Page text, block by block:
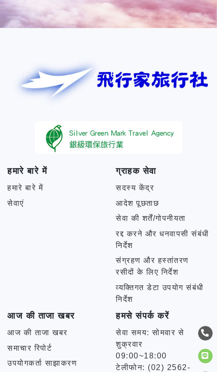
हमारे बारे में
हमारे बारे में
सेवाएं
ग्राहक सेवा
सदस्य केंद्र
आदेश पूछताछ
सेवा की शर्तें/गोपनीयता
रद्द करने और धनवापसी संबंधी
निर्देश
संग्रहण और हस्तांतरण
रसीदों के लिए निर्देश
व्यक्तिगत डेटा उपयोग संबंधी
निर्देश
आज की ताजा खबर
आज की ताजा खबर
समाचार रिपोर्ट
उपयोगकर्ता साझाकरण
हमसे संपर्क करें
सेवा समय: सोमवार से
शुक्रवार
09:00~18:00
टेलीफोन: (02) 2562-